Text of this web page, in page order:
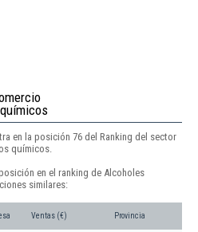
en la posición 76 del Ranking del sector
químicos.
en el ranking de Alcoholes
similares:
Ventas (€) Provincia